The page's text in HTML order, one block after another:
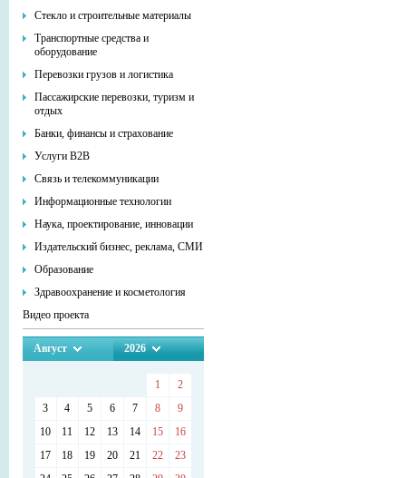
Стекло и строительные материалы
Транспортные средства и
оборудование
Перевозки грузов и логистика
Пассажирские перевозки, туризм и
отдых
Банки, финансы и страхование
Услуги В2В
Связь и телекоммуникации
Информационные технологии
Наука, проектирование, инновации
Издательский бизнес, реклама, СМИ
Образование
Здравоохранение и косметология
Видео проекта
Август 2026
1
2
3
4 5 6 7 8
9
10
11 12 13 14 15
16
17
18 19 20 21 22
23